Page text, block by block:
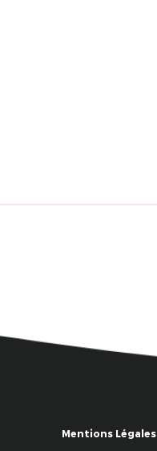
Mentions Légales